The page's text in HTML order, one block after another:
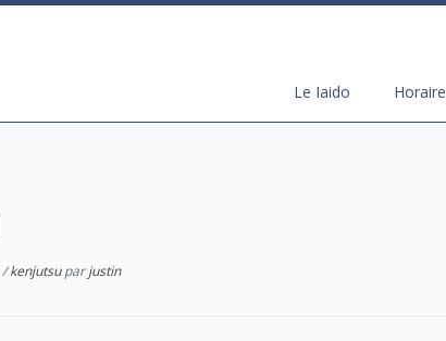
Le Iaido
/kenjutsuparjustin